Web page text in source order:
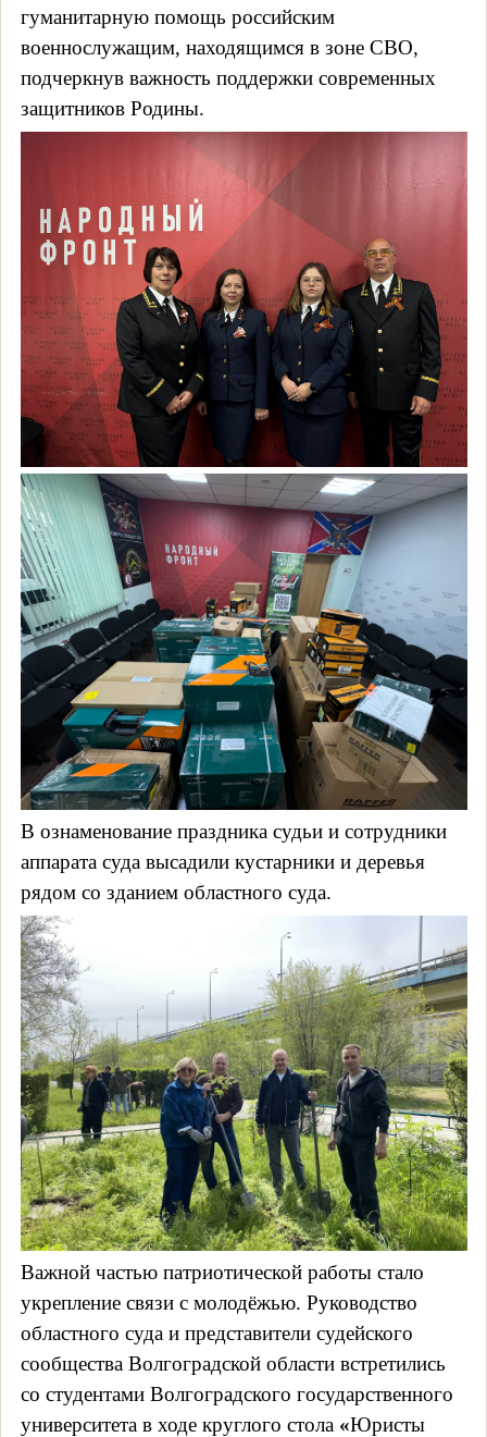
гуманитарную помощь российским
военнослужащим, находящимся в зоне СВО,
подчеркнув важность поддержки современных
защитников Родины.
В ознаменование праздника судьи и сотрудники
аппарата суда высадили кустарники и деревья
рядом со зданием областного суда.
Важной частью патриотической работы стало
укрепление связи с молодёжью. Руководство
областного суда и представители судейского
сообщества Волгоградской области встретились
со студентами Волгоградского государственного
университета в ходе круглого стола «Юристы